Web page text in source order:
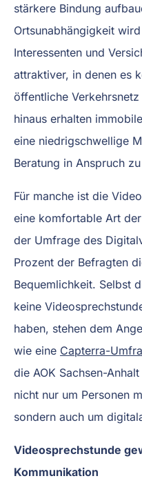
stärkere Bindung
Ortsunabhängigkeit
Interessenten und
attraktiver, in denen es
öffentliche
hinaus erhalten
eine niedrigschwellige
Beratung in Anspruch
Für manche ist die
eine komfortable Art
der Umfrage des
Prozent der Befragten
Bequemlichkeit. Selbst
keine
haben, stehen dem
wie eine Capterra-
die AOK Sachsen-
nicht nur um Personen
sondern auch um
Videosprechstunde
Kommunikation